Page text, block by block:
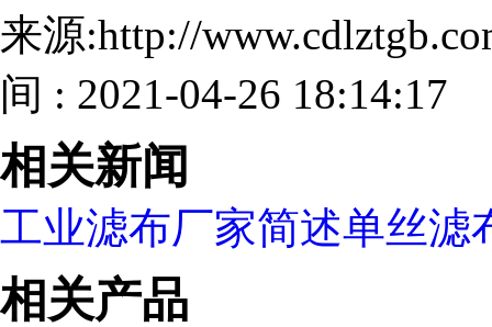
来源:http://
间 : 2021-04-26 18:14:17
相关新闻
工业滤布厂家简述单丝滤
相关产品